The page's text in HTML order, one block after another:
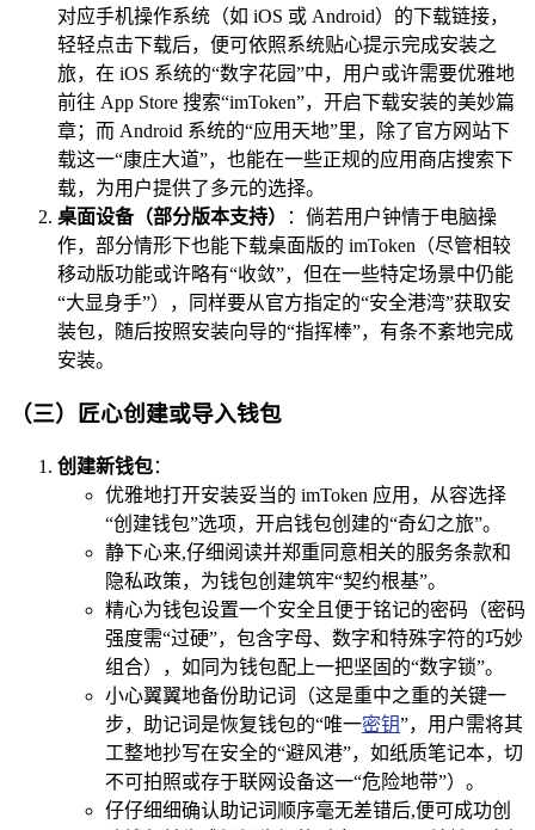
对应手机操作系统（如 iOS 或 Android）的下载链接，
轻轻点击下载后，便可依照系统贴心提示完成安装之
旅，在 iOS 系统的“数字花园”中，用户或许需要优雅地
前往 App Store 搜索“imToken”，开启下载安装的美妙篇
章；而 Android 系统的“应用天地”里，除了官方网站下
载这一“康庄大道”，也能在一些正规的应用商店搜索下
载，为用户提供了多元的选择。
桌面设备（部分版本支持）
：倘若用户钟情于电脑操
作，部分情形下也能下载桌面版的 imToken（尽管相较
移动版功能或许略有“收敛”，但在一些特定场景中仍能
“大显身手”），同样要从官方指定的“安全港湾”获取安
装包，随后按照安装向导的“指挥棒”，有条不紊地完成
安装。
（三）匠心创建或导入钱包
创建新钱包：
优雅地打开安装妥当的 imToken 应用，从容选择
“创建钱包”选项，开启钱包创建的“奇幻之旅”。
静下心来,仔细阅读并郑重同意相关的服务条款和
隐私政策，为钱包创建筑牢“契约根基”。
精心为钱包设置一个安全且便于铭记的密码（密码
强度需“过硬”，包含字母、数字和特殊字符的巧妙
组合），如同为钱包配上一把坚固的“数字锁”。
小心翼翼地备份助记词（这是重中之重的关键一
步，助记词是恢复钱包的“唯一密钥”，用户需将其
工整地抄写在安全的“避风港”，如纸质笔记本，切
不可拍照或存于联网设备这一“危险地带”）。
仔仔细细确认助记词顺序毫无差错后,便可成功创